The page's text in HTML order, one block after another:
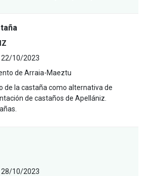
10/2023
de Arraia-Maeztu
de la castaña como alternativa de
de castaños de Apellániz.
10/2023